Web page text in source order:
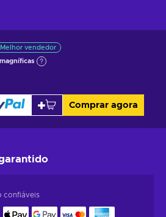
Melhor vendedor
magníficas
Comprar agora
confiáveis